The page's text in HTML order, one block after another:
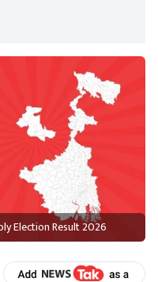
Election Result 2026